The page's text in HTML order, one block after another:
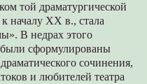
той драматургической
началу ХХ в., стала
В недрах этого
сформулированы
сочинения,
и любителей театра